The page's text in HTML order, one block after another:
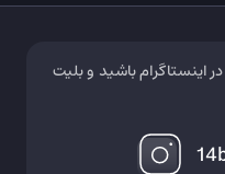
در اینستاگرام باشید و بلیت